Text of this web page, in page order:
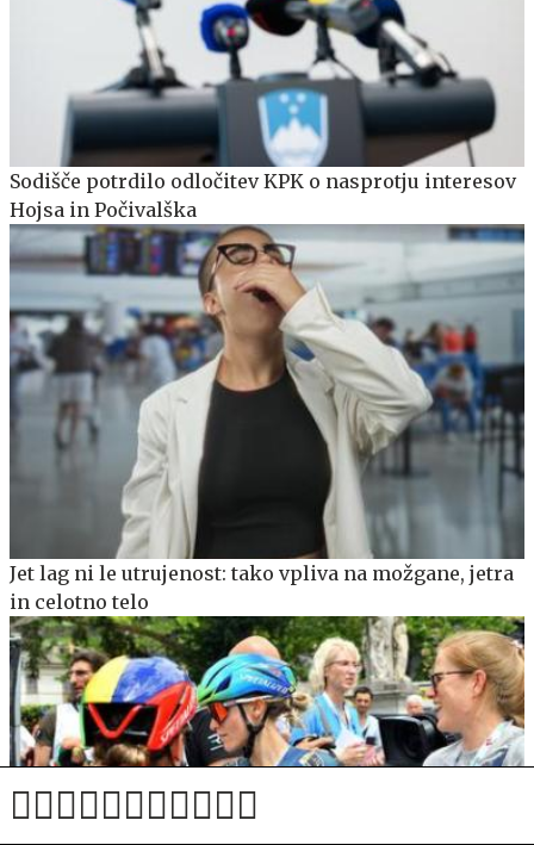
Sodišče potrdilo odločitev KPK o nasprotju interesov
Hojsa in Počivalška
Jet lag ni le utrujenost: tako vpliva na možgane, jetra
in celotno telo